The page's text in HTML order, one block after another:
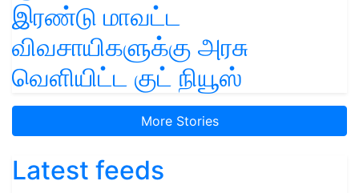
இரண்டு மாவட்ட
விவசாயிகளுக்கு அரசு
வெளியிட்ட குட் நியூஸ்
More Stories
Latest feeds